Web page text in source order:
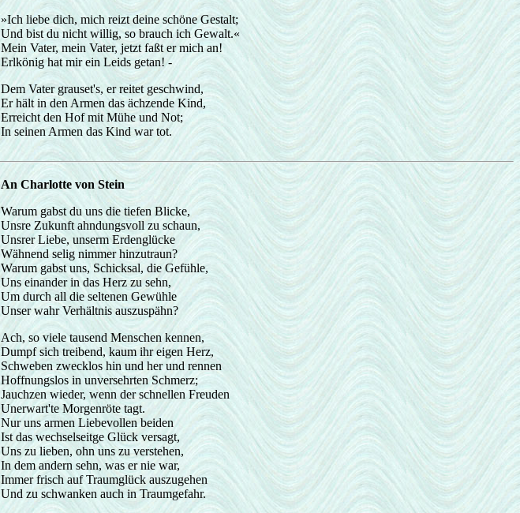
»Ich liebe dich, mich reizt deine schöne Gestalt;
Und bist du nicht willig, so brauch ich Gewalt.«
Mein Vater, mein Vater, jetzt faßt er mich an!
Erlkönig hat mir ein Leids getan! -
Dem Vater grauset's, er reitet geschwind,
Er hält in den Armen das ächzende Kind,
Erreicht den Hof mit Mühe und Not;
In seinen Armen das Kind war tot.
An Charlotte von Stein
Warum gabst du uns die tiefen Blicke,
Unsre Zukunft ahndungsvoll zu schaun,
Unsrer Liebe, unserm Erdenglücke
Wähnend selig nimmer hinzutraun?
Warum gabst uns, Schicksal, die Gefühle,
Uns einander in das Herz zu sehn,
Um durch all die seltenen Gewühle
Unser wahr Verhältnis auszuspähn?
Ach, so viele tausend Menschen kennen,
Dumpf sich treibend, kaum ihr eigen Herz,
Schweben zwecklos hin und her und rennen
Hoffnungslos in unversehrten Schmerz;
Jauchzen wieder, wenn der schnellen Freuden
Unerwart'te Morgenröte tagt.
Nur uns armen Liebevollen beiden
Ist das wechselseitge Glück versagt,
Uns zu lieben, ohn uns zu verstehen,
In dem andern sehn, was er nie war,
Immer frisch auf Traumglück auszugehen
Und zu schwanken auch in Traumgefahr.